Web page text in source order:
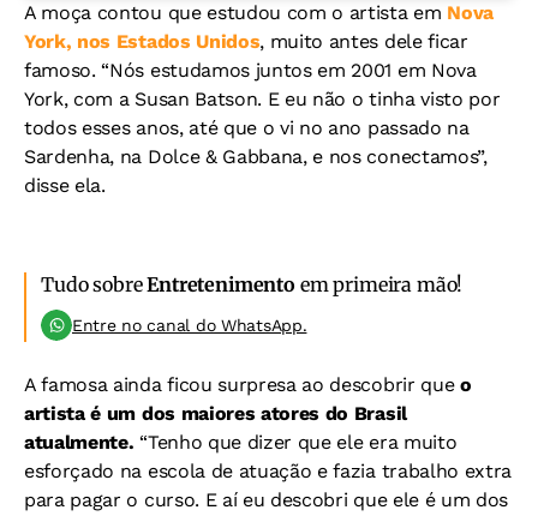
A moça contou que estudou com o artista em Nova
York, nos Estados Unidos, muito antes dele ficar
famoso. “Nós estudamos juntos em 2001 em Nova
York, com a Susan Batson. E eu não o tinha visto por
todos esses anos, até que o vi no ano passado na
Sardenha, na Dolce & Gabbana, e nos conectamos”,
disse ela.
Tudo sobreEntretenimento em primeira mão!
Entre no canal do WhatsApp.
A famosa ainda ficou surpresa ao descobrir que o
artista é um dos maiores atores do Brasil
atualmente. “Tenho que dizer que ele era muito
esforçado na escola de atuação e fazia trabalho extra
para pagar o curso. E aí eu descobri que ele é um dos